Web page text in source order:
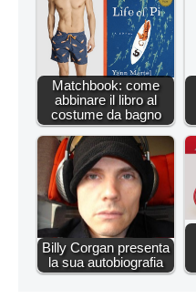
Matchbook: come
abbinare il libro al
costume da bagno
Billy Corgan presenta
la sua autobiografia